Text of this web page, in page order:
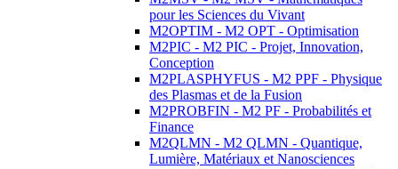
pour les Sciences du Vivant
M2OPTIM - M2 OPT - Optimisation
M2PIC - M2 PIC - Projet, Innovation,
Conception
M2PLASPHYFUS - M2 PPF - Physique
des Plasmas et de la Fusion
M2PROBFIN - M2 PF - Probabilités et
Finance
M2QLMN - M2 QLMN - Quantique,
Lumière, Matériaux et Nanosciences